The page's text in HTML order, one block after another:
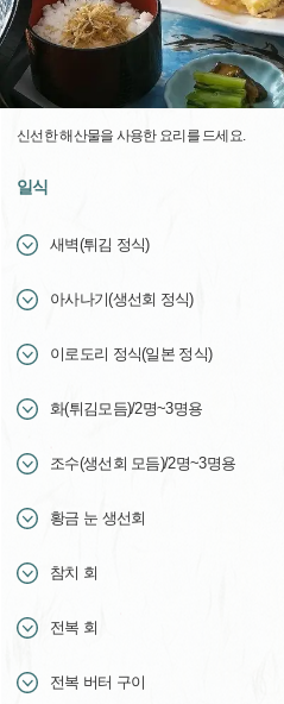
신선한 해산물을 사용한 요리를 드세요.
일식
새벽(튀김 정식)
아사나기(생선회 정식)
이로도리 정식(일본 정식)
화(튀김모듬)/2명~3명용
조수(생선회 모듬)/2명~3명용
황금 눈 생선회
참치 회
전복 회
전복 버터 구이